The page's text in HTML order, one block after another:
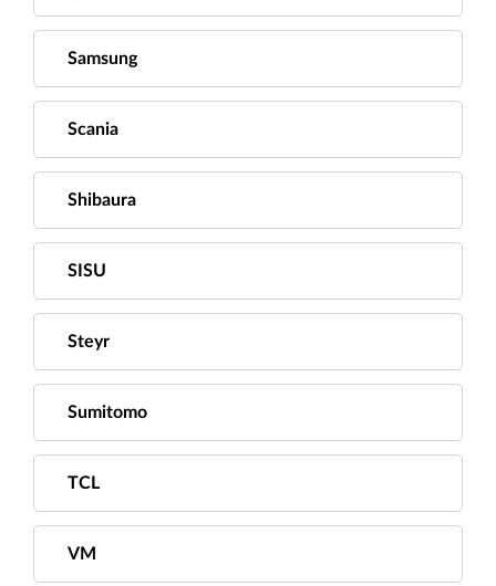
Samsung
Scania
Shibaura
SISU
Steyr
Sumitomo
TCL
VM